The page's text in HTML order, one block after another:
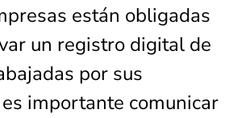
están obligadas
un registro digital de
por sus
importante comunicar